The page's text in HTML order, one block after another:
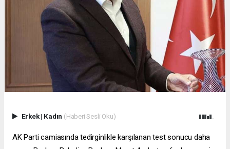
Erkek| Kadın (Haberi Sesli Oku)
AK Parti camiasında tedirginlikle karşılanan test sonucu daha